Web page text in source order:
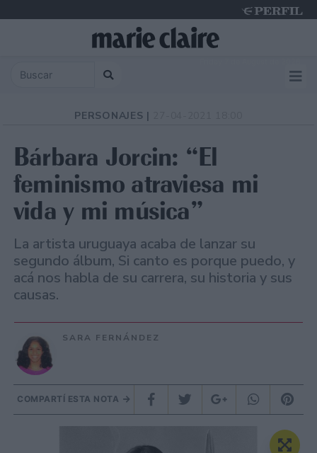
PERSONAJES |
Bárbara Jorcin: “El
feminismo atraviesa mi
vida y mi música”
La artista uruguaya acaba de lanzar su
segundo álbum, Si canto es porque puedo, y
acá nos habla de su carrera, su historia y sus
causas.
SARA FERNÁNDEZ
COMPARTÍ ESTA NOTA